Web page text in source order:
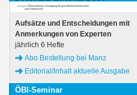
Aufsätze und Entscheidungen mit
Anmerkungen von Experten
jährlich 6 Hefte
Abo Bestellung bei Manz
Editorial/Inhalt aktuelle Ausgabe
ÖBl-Seminar